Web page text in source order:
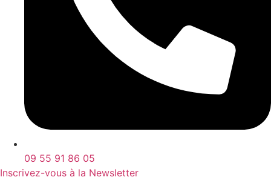
09 55 91 86 05
Inscrivez-vous à la Newsletter